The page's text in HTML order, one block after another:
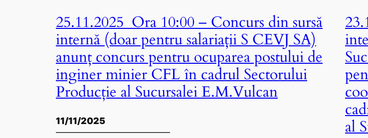
25.11.2025 Ora 10:00 – Concurs din sursă
internă (doar pentru salariații S CEVJ SA)
anunț concurs pentru ocuparea postului de
inginer minier CFL în cadrul Sectorului
Producție al Sucursalei E.M.Vulcan
11/11/2025
al